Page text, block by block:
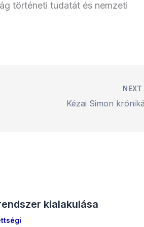
történeti tudatát és nemzeti
NEXT
Kézai Simon
kialakulása